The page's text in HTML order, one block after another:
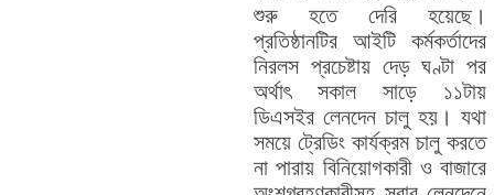
শুরু হতে দেরি হয়েছে।
প্রতিষ্ঠানটির আইটি কর্মকর্তাদের
নিরলস প্রচেষ্টায় দেড় ঘণ্টা পর
অর্থাৎ সকাল সাড়ে ১১টায়
ডিএসইর লেনদেন চালু হয়। যথা
সময়ে ট্রেডিং কার্যক্রম চালু করতে
না পারায় বিনিয়োগকারী ও বাজারে